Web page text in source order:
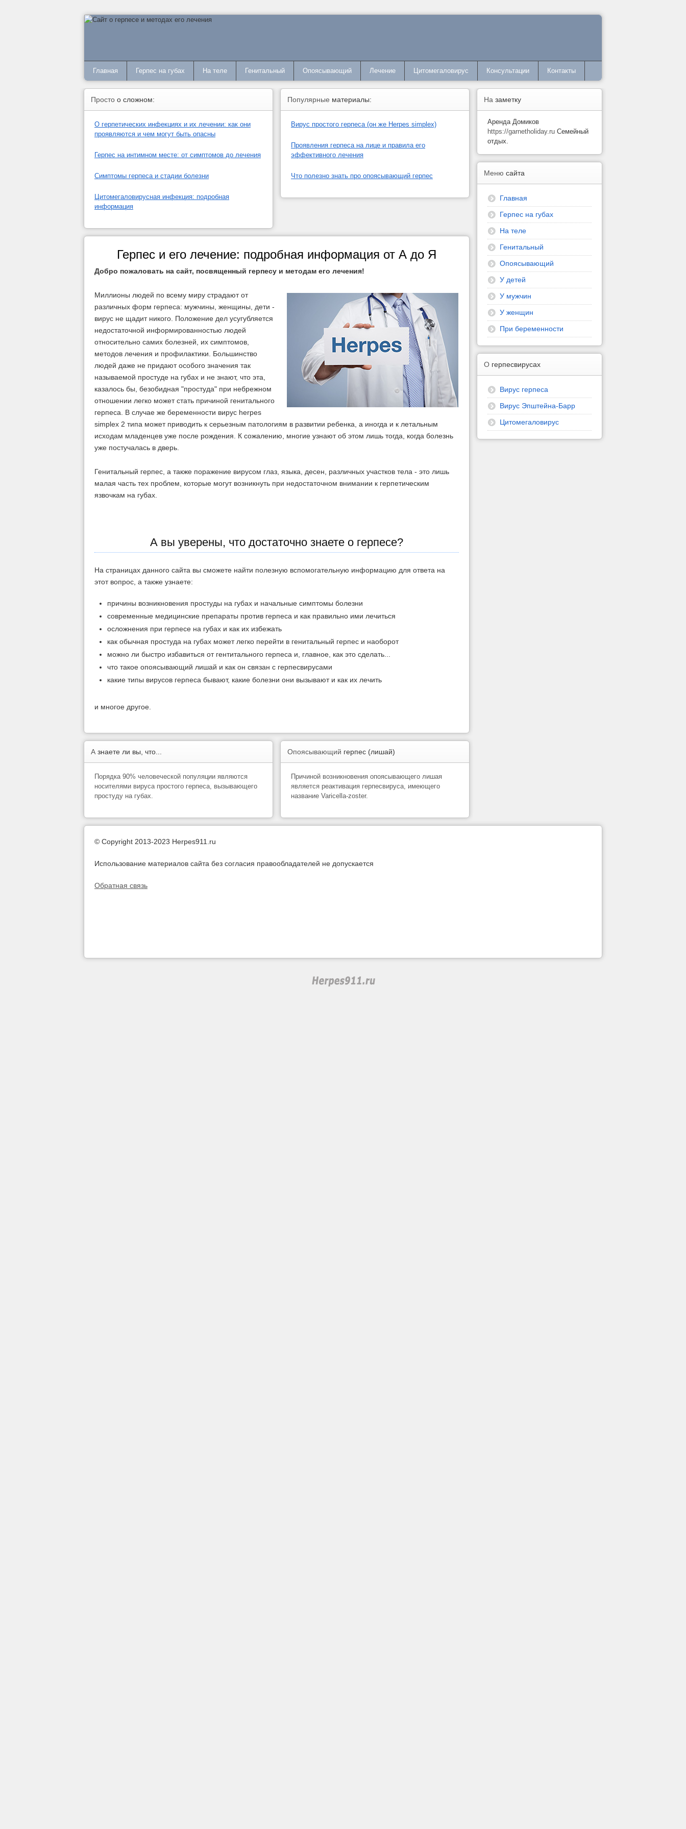
Главная Герпес на губах На теле Генитальный Опоясывающий Лечение Цитомегаловирус Консультации Контакты
Просто о сложном:
О герпетических инфекциях и их лечении: как они
проявляются и чем могут быть опасны
Герпес на интимном месте: от симптомов до лечения
Симптомы герпеса и стадии болезни
Цитомегаловирусная инфекция: подробная
информация
Популярные материалы:
Вирус простого герпеса (он же Herpes simplex)
Проявления герпеса на лице и правила его
эффективного лечения
Что полезно знать про опоясывающий герпес
Герпес и его лечение: подробная информация от А до Я
Добро пожаловать на сайт, посвященный герпесу и методам его лечения!
Миллионы людей по всему миру страдают от
различных форм герпеса: мужчины, женщины, дети -
вирус не щадит никого. Положение дел усугубляется
недостаточной информированностью людей
относительно самих болезней, их симптомов,
методов лечения и профилактики. Большинство
людей даже не придают особого значения так
называемой простуде на губах и не знают, что эта,
казалось бы, безобидная "простуда" при небрежном
отношении легко может стать причиной генитального
герпеса. В случае же беременности вирус herpes
simplex 2 типа может приводить к серьезным патологиям в развитии ребенка, а иногда и к летальным
исходам младенцев уже после рождения. К сожалению, многие узнают об этом лишь тогда, когда болезнь
уже постучалась в дверь.
Генитальный герпес, а также поражение вирусом глаз, языка, десен, различных участков тела - это лишь
малая часть тех проблем, которые могут возникнуть при недостаточном внимании к герпетическим
язвочкам на губах.
А вы уверены, что достаточно знаете о герпесе?
На страницах данного сайта вы сможете найти полезную вспомогательную информацию для ответа на
этот вопрос, а также узнаете:
причины возникновения простуды на губах и начальные симптомы болезни
современные медицинские препараты против герпеса и как правильно ими лечиться
осложнения при герпесе на губах и как их избежать
как обычная простуда на губах может легко перейти в генитальный герпес и наоборот
можно ли быстро избавиться от гентитального герпеса и, главное, как это сделать...
что такое опоясывающий лишай и как он связан с герпесвирусами
какие типы вирусов герпеса бывают, какие болезни они вызывают и как их лечить
и многое другое.
А знаете ли вы, что...
Порядка 90% человеческой популяции являются
носителями вируса простого герпеса, вызывающего
простуду на губах.
Опоясывающий герпес (лишай)
Причиной возникновения опоясывающего лишая
является реактивация герпесвируса, имеющего
название Varicella-zoster.
На заметку
Аренда Домиков
https://garnetholiday.ru Семейный
отдых.
Меню сайта
Главная
Герпес на губах
На теле
Генитальный
Опоясывающий
У детей
У мужчин
У женщин
При беременности
О герпесвирусах
Вирус герпеса
Вирус Эпштейна-Барр
Цитомегаловирус
© Copyright 2013-2023 Herpes911.ru
Использование материалов сайта без согласия правообладателей не допускается
Обратная связь